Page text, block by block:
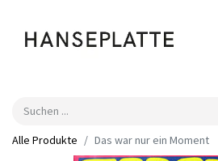
Alle Produkte Das war nur ein Moment